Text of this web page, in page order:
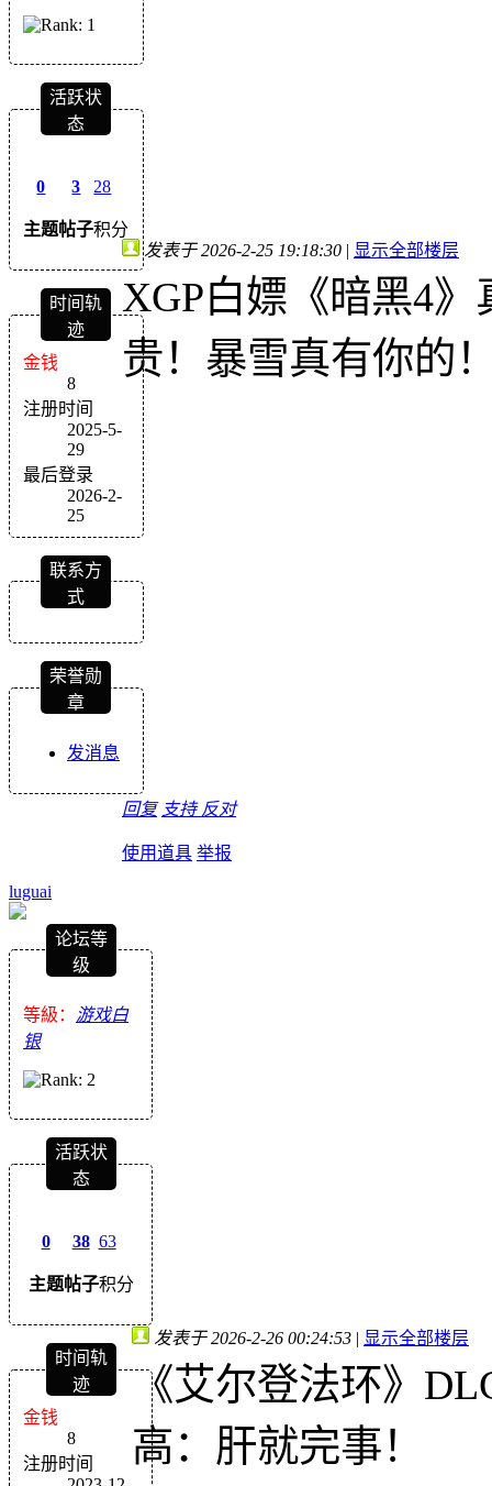
活跃状
态
0
主题
3
帖子
28
积分
时间轨
迹
金钱
8
注册时间
2025-5-
29
最后登录
2026-2-
25
联系方
式
荣誉勋
章
发消息
发表于 2026-2-25 19:18:30 | 显示全部楼层
XGP白嫖《暗黑4
贵！暴雪真有你的
回复 支持 反对
使用道具 举报
luguai
论坛等
级
等級： 游戏白
银
活跃状
态
0
主题
38
帖子
63
积分
时间轨
迹
金钱
8
注册时间
发表于 2026-2-26 00:24:53 | 显示全部楼层
《艾尔登法环》
高：肝就完事！